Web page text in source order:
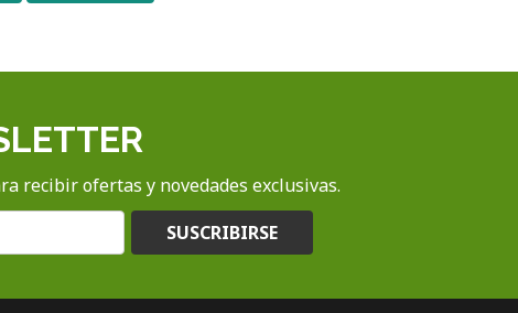
recibir ofertas y novedades exclusivas.
SUSCRIBIRSE